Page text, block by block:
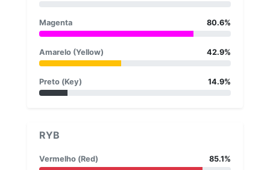
Magenta 80.6%
Amarelo (Yellow) 42.9%
Preto (Key) 14.9%
RYB
Vermelho (Red) 85.1%